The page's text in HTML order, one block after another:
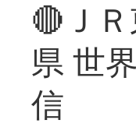
🔴Ｊ
県 世
信